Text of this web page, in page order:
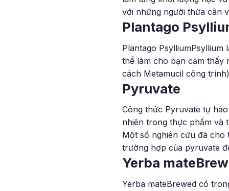
với những người thừa cân
Plantago
Plantago
thể làm cho bạn cảm thấy
cách Metamucil công
Pyruvate
Công thức Pyruvate tự
nhiên trong thực phẩm và
Một số nghiên cứu đã cho
trường hợp của pyruvate
Yerba
Yerba mateBrewed có